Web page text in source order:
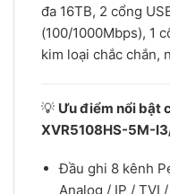
đa 16TB, 2 cổng
(100/1000Mbps), 1
kim loại chắc chắn,
💡 Ưu điểm nổi bật
XVR5108HS-5M-
Đầu ghi 8 kênh
Analog / IP / TVI